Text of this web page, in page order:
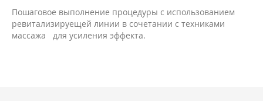
Пошаговое выполнение процедуры с использованием
ревитализируещей линии в сочетании с техниками
массажа для усиления эффекта.